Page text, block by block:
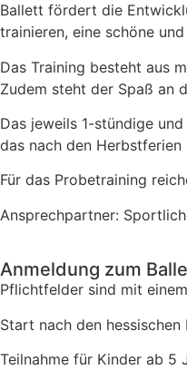
Ballett fördert die
trainieren, eine schöne
Das Training besteht aus
Zudem steht der Spaß an
Das jeweils 1-stündige
das nach den
Für das Probetraining
Ansprechpartner:
Anmeldung zum
Pflichtfelder sind mit
Start nach den
Teilnahme für Kinder ab 5